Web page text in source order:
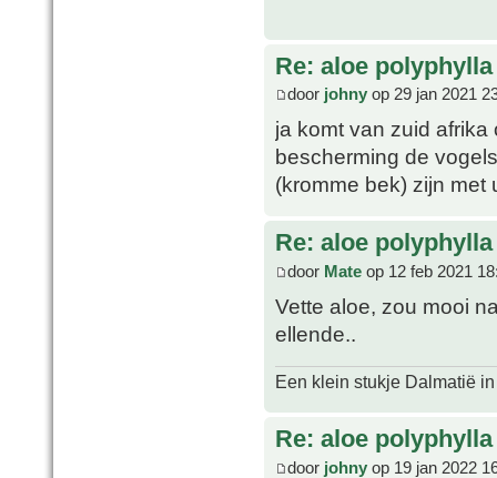
Re: aloe polyphylla
door johny op 29 jan 2021
ja komt van zuid
bescherming de
(kromme bek) zijn met
Re: aloe polyphylla
door Mate op 12 feb 2021
Vette aloe, zou mooi
ellende..
Een klein stukje Dalmatië
Re: aloe polyphylla
door johny op 19 jan 2022